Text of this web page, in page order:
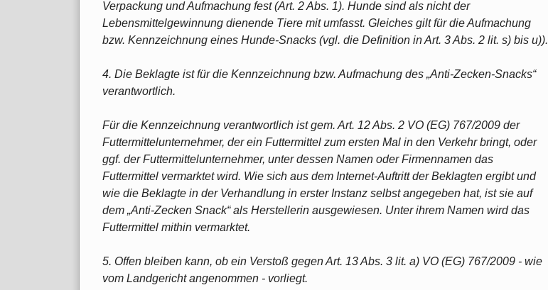
Verpackung und Aufmachung fest (Art. 2 Abs. 1). Hunde sind als nicht der
Lebensmittelgewinnung dienende Tiere mit umfasst. Gleiches gilt für die Aufmachung
bzw. Kennzeichnung eines Hunde-Snacks (vgl. die Definition in Art. 3 Abs. 2 lit. s) bis u)).
4. Die Beklagte ist für die Kennzeichnung bzw. Aufmachung des „Anti-Zecken-Snacks“
verantwortlich.
Für die Kennzeichnung verantwortlich ist gem. Art. 12 Abs. 2 VO (EG) 767/2009 der
Futtermittelunternehmer, der ein Futtermittel zum ersten Mal in den Verkehr bringt, oder
ggf. der Futtermittelunternehmer, unter dessen Namen oder Firmennamen das
Futtermittel vermarktet wird. Wie sich aus dem Internet-Auftritt der Beklagten ergibt und
wie die Beklagte in der Verhandlung in erster Instanz selbst angegeben hat, ist sie auf
dem „Anti-Zecken Snack“ als Herstellerin ausgewiesen. Unter ihrem Namen wird das
Futtermittel mithin vermarktet.
5. Offen bleiben kann, ob ein Verstoß gegen Art. 13 Abs. 3 lit. a) VO (EG) 767/2009 - wie
vom Landgericht angenommen - vorliegt.